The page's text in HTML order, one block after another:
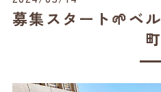
募集スタート🌱ベ
町